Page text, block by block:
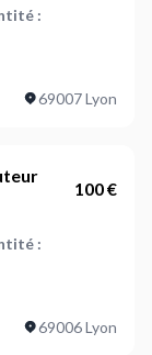
:
69007 Lyon
100 €
:
69006 Lyon